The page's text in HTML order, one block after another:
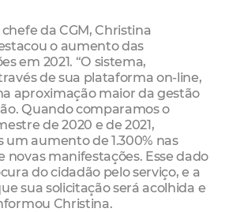
da CGM, Christina
o aumento das
em 2021. “O sistema,
de sua plataforma on-line,
aproximação maior da gestão
Quando comparamos o
de 2020 e de 2021,
um aumento de 1.300% nas
novas manifestações. Esse dado
do cidadão pelo serviço, e a
sua solicitação será acolhida e
Christina.